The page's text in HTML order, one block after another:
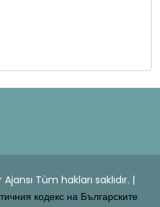
Tüm hakları saklıdır. |
кодекс на Българските